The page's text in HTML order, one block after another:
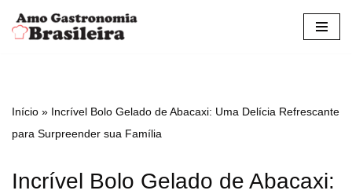
Pular
conteúdo
Início » Incrível Bolo Gelado de Abacaxi: Uma Delícia Refrescante
para Surpreender sua Família
Incrível Bolo Gelado de Abacaxi: